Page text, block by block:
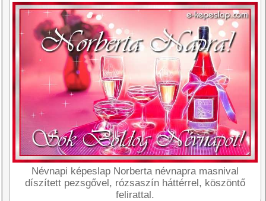
Névnapi képeslap Norberta névnapra masnival
díszített pezsgővel, rózsaszín háttérrel, köszöntő
felirattal.